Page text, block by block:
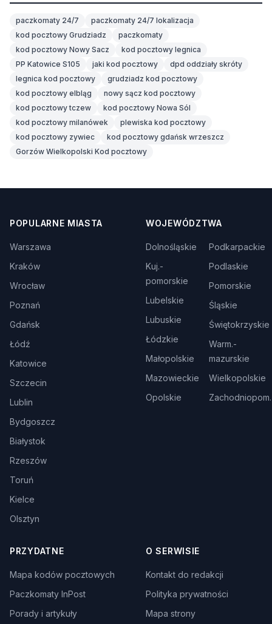
paczkomaty 24/7
paczkomaty 24/7 lokalizacja
kod pocztowy Grudziadz
paczkomaty
kod pocztowy Nowy Sacz
kod pocztowy legnica
PP Katowice S105
jaki kod pocztowy
dpd oddziały skróty
legnica kod pocztowy
grudziadz kod pocztowy
kod pocztowy elbląg
nowy sącz kod pocztowy
kod pocztowy tczew
kod pocztowy Nowa Sól
kod pocztowy milanówek
plewiska kod pocztowy
kod pocztowy zywiec
kod pocztowy gdańsk wrzeszcz
Gorzów Wielkopolski Kod pocztowy
POPULARNE MIASTA
Warszawa
Kraków
Wrocław
Poznań
Gdańsk
Łódź
Katowice
Szczecin
Lublin
Bydgoszcz
Białystok
Rzeszów
Toruń
Kielce
Olsztyn
WOJEWÓDZTWA
Dolnośląskie
Kuj.-
pomorskie
Lubelskie
Lubuskie
Łódzkie
Małopolskie
Mazowieckie
Opolskie
Podkarpackie
Podlaskie
Pomorskie
Śląskie
Świętokrzyskie
Warm.-
mazurskie
Wielkopolskie
Zachodniopom.
PRZYDATNE
Mapa kodów pocztowych
Paczkomaty InPost
Porady i artykuły
O SERWISIE
Kontakt do redakcji
Polityka prywatności
Mapa strony